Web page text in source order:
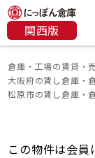
関西版
倉庫・工場の賃貸・
大阪府の賃し倉庫・
松原市の賃し倉庫・
この物件は会員